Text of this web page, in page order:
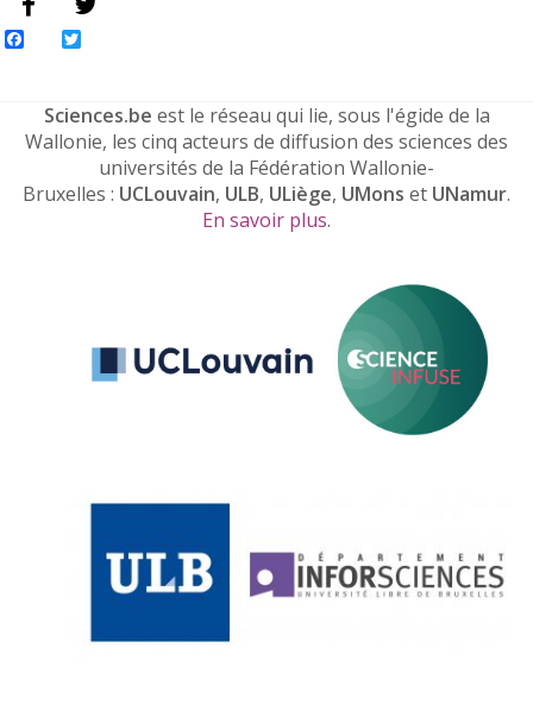
Facebook
Sciences.be est le réseau qui lie, sous l'égide de la
Wallonie, les cinq acteurs de diffusion des sciences des
universités de la Fédération Wallonie-
Bruxelles : UCLouvain, ULB, ULiège, UMons et UNamur.
En savoir plus.